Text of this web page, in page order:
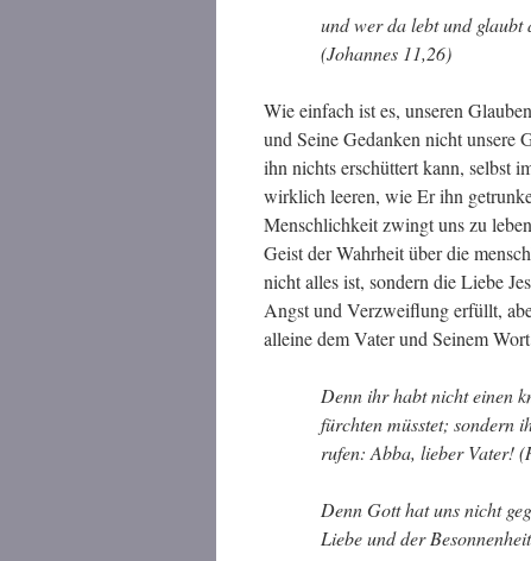
und wer da lebt und
(Johannes 11,26)
Wie einfach ist es, unseren
und Seine Gedanken nicht unsere
ihn nichts erschüttert kann, selbst
wirklich leeren, wie Er ihn
Menschlichkeit zwingt uns zu
Geist der Wahrheit über die
nicht alles ist, sondern die Liebe
Angst und Verzweiflung erfüllt,
alleine dem Vater und Seinem
Denn ihr habt nicht einen
fürchten müsstet; sondern
rufen: Abba, lieber Vater!
Denn Gott hat uns nicht
Liebe und der